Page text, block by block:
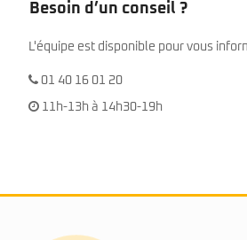
Besoin d’un conseil ?
L'équipe est disponible pour vous
01 40 16 01 20
11h-13h à 14h30-19h